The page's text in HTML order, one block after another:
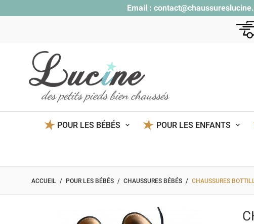
Email :
des petits pieds bien chaussés
POUR LES BÉBÉS POUR LES ENFANTS
ACCUEIL POUR LES BÉBÉS CHAUSSURES BÉBÉS CHAUSSURES